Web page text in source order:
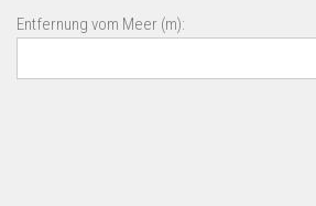
Entfernung vom Meer (m):